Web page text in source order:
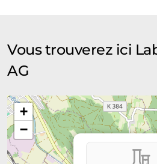
Vous trouverez ici
AG
+
−